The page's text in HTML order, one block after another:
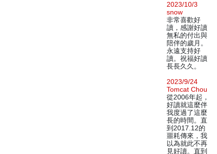
2023/10/3
snow
非常喜歡好
讀，感謝好讀
無私的付出與
陪伴的歲月。
永遠支持好
讀。祝福好讀
長長久久。
2023/9/24
Tomcat Chou
從2006年起，
好讀就這麼伴
我度過了這麼
長的時間。直
到2017.12的
噩耗傳來，我
以為就此不再
見好讀。直到